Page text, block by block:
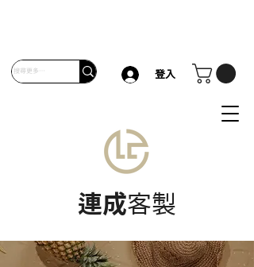
登入
連成客製